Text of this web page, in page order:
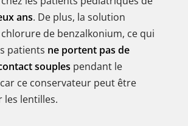
ans. De plus, la solution
de benzalkonium, ce qui
patients ne portent pas de
souples pendant le
ce conservateur peut être
les lentilles.